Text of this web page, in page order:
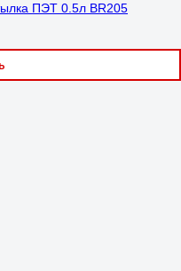
ПЭТ 0.5л BR205